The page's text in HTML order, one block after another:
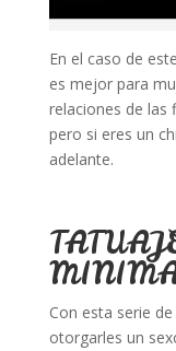
En el caso de
es mejor para
relaciones de las
pero si eres un
adelante.
Con esta serie
otorgarles un